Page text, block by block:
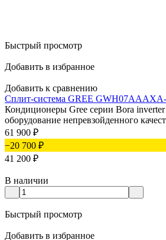
Быстрый просмотр
Добавить в избранное
Добавить к сравнению
Сплит-система GREE
Кондиционеры Gree серии Bora inverter
оборудование непревзойденного
61 900 ₽
−20 700 ₽
41 200 ₽
В наличии
Быстрый просмотр
Добавить в избранное